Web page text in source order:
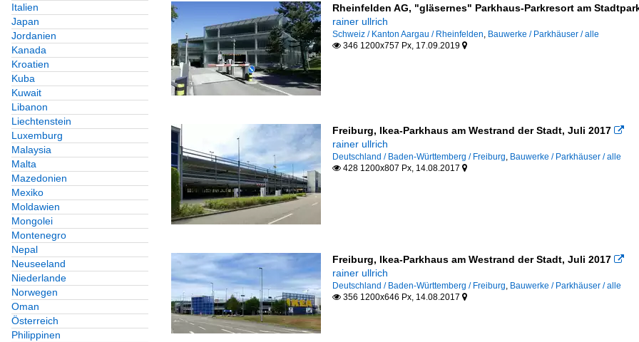
Italien
Japan
Jordanien
Kanada
Kroatien
Kuba
Kuwait
Libanon
Liechtenstein
Luxemburg
Malaysia
Malta
Mazedonien
Mexiko
Moldawien
Mongolei
Montenegro
Nepal
Neuseeland
Niederlande
Norwegen
Oman
Österreich
Philippinen
Rheinfelden AG, "gläsernes" Parkhaus-Parkresort am
rainer ullrich
Schweiz / Kanton Aargau / Rheinfelden, Bauwerke / Parkhäuser / alle
346 1200x757 Px, 17.09.2019 
Freiburg, Ikea-Parkhaus am Westrand der Stadt, Juli 2017 
rainer ullrich
Deutschland / Baden-Württemberg / Freiburg, Bauwerke / Parkhäuser / alle
428 1200x807 Px, 14.08.2017 
Freiburg, Ikea-Parkhaus am Westrand der Stadt, Juli 2017 
rainer ullrich
Deutschland / Baden-Württemberg / Freiburg, Bauwerke / Parkhäuser / alle
356 1200x646 Px, 14.08.2017 